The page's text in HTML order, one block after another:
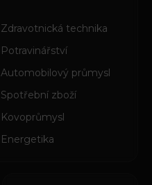
Zdravotnická technika
Potravinářství
Automobilový průmysl
Spotřební zboží
Kovoprůmysl
Energetika